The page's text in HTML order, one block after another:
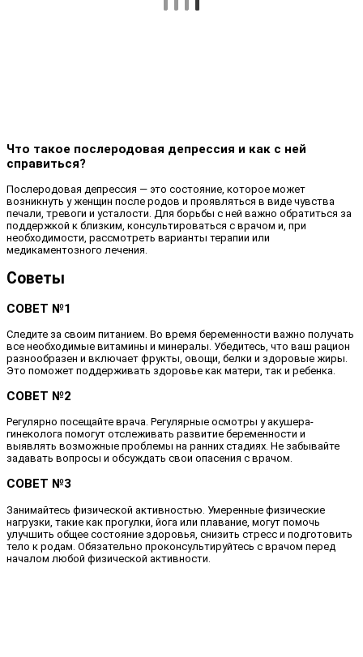
Что такое послеродовая депрессия и как с ней
справиться?
Послеродовая депрессия — это состояние, которое может
возникнуть у женщин после родов и проявляться в виде чувства
печали, тревоги и усталости. Для борьбы с ней важно обратиться за
поддержкой к близким, консультироваться с врачом и, при
необходимости, рассмотреть варианты терапии или
медикаментозного лечения.
Советы
СОВЕТ №1
Следите за своим питанием. Во время беременности важно получать
все необходимые витамины и минералы. Убедитесь, что ваш рацион
разнообразен и включает фрукты, овощи, белки и здоровые жиры.
Это поможет поддерживать здоровье как матери, так и ребенка.
СОВЕТ №2
Регулярно посещайте врача. Регулярные осмотры у акушера-
гинеколога помогут отслеживать развитие беременности и
выявлять возможные проблемы на ранних стадиях. Не забывайте
задавать вопросы и обсуждать свои опасения с врачом.
СОВЕТ №3
Занимайтесь физической активностью. Умеренные физические
нагрузки, такие как прогулки, йога или плавание, могут помочь
улучшить общее состояние здоровья, снизить стресс и подготовить
тело к родам. Обязательно проконсультируйтесь с врачом перед
началом любой физической активности.